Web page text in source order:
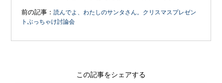
前の記事：読んでよ、わたしのサンタさん。クリスマスプレゼン
トぶっちゃけ討論会
この記事をシェアする